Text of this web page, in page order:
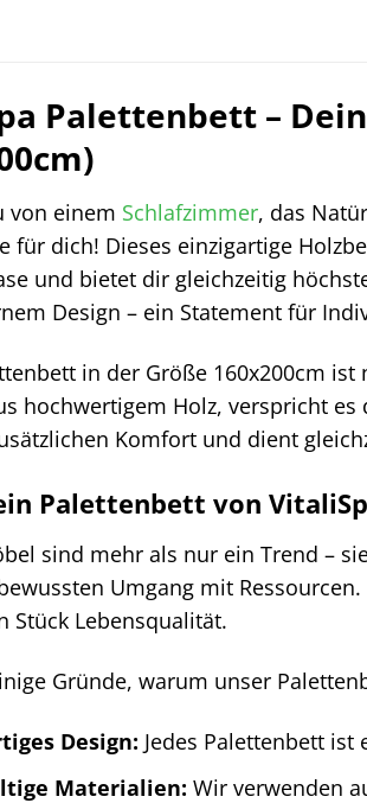
Palettenbett –
von einem Schlafzimmer, das
für dich! Dieses einzigartige
und bietet dir gleichzeitig
Design – ein Statement für
in der Größe 160x200cm
hochwertigem Holz, verspricht
Komfort und dient
Palettenbett von
sind mehr als nur ein Trend –
Umgang mit
Stück Lebensqualität.
Gründe, warum unser
Design: Jedes Palettenbett
Materialien: Wir verwenden